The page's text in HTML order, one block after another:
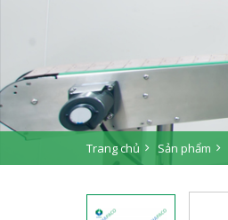
Trang chủ Sản phẩm